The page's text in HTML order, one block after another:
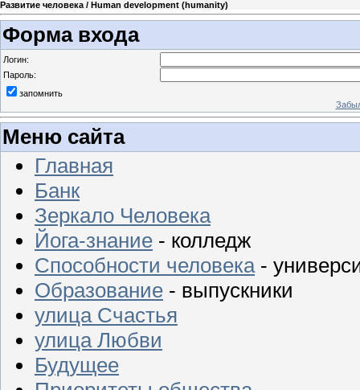
Развитие человека / Human development (humanity)
Форма входа
Логин:
Пароль:
запомнить
Меню сайта
Главная
Банк
Зеркало Человека
Йога-знание - колледж
Способности человека-
Образование - выпускники
улица Счастья
улица Любви
Будущее